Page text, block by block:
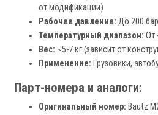
от модификации)
Рабочее давление: До 200 бар
Температурный диапазон: От
Вес: ~5-7 кг (зависит от
Применение: Грузовики,
Парт-номера и аналоги:
Оригинальный номер: Bautz